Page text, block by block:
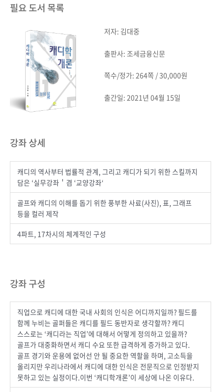
필요 도서 목록
저자: 김대중
출판사: 조세금융신문
쪽수/정가: 264쪽 / 30,000원
출간일: 2021년 04월 15일
강좌 상세
캐디의 역사부터 법률적 관계, 그리고 캐디가 되기 위한 스킬까지
담은 ‘실무강좌＇겸 ‘교양강좌‘
골프와 캐디의 이해를 돕기 위한 풍부한 사료(사진), 표, 그래프
등을 컬러 제작
4파트, 17차시의 체계적인 구성
강좌 구성
직업으로 캐디에 대한 국내 사회의 인식은 어디까지일까? 필드를
함께 누비는 골퍼들은 캐디를 필드 동반자로 생각할까? 캐디
스스로는 ‘캐디라는 직업’에 대해서 어떻게 정의하고 있을까?
골프가 대중화하면서 캐디 수요 또한 급격하게 증가하고 있다.
골프 경기와 운용에 없어선 안 될 중요한 역할을 하며, 고소득을
올리지만 우리나라에서 캐디에 대한 인식은 전문직으로 인정받지
못하고 있는 실정이다.이번 ‘캐디학개론’이 세상에 나온 이유다.